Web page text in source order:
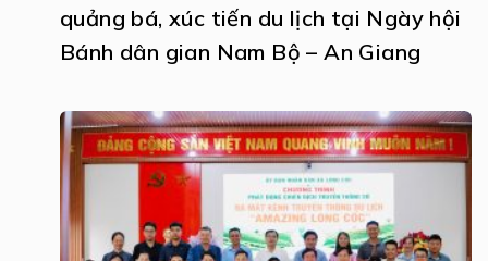
quảng bá, xúc tiến du lịch tại Ngày hội
Bánh dân gian Nam Bộ – An Giang